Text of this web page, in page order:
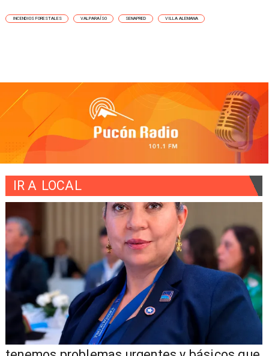
INCENDIOS FORESTALES VALPARAÍSO SENAPRED VILLA ALEMANA
IR A LOCAL